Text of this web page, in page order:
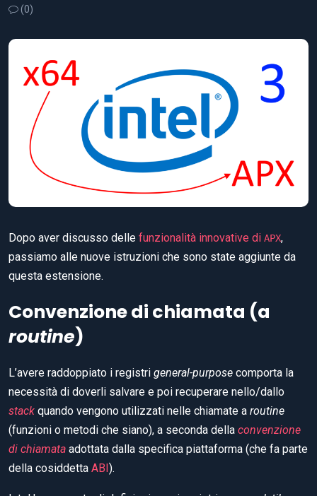
(0)
Dopo aver discusso delle funzionalità innovative di APX,
passiamo alle nuove istruzioni che sono state aggiunte da
questa estensione.
Convenzione di chiamata (a
routine)
L’avere raddoppiato i registri general-purpose comporta la
necessità di doverli salvare e poi recuperare nello/dallo
stack quando vengono utilizzati nelle chiamate a routine
(funzioni o metodi che siano), a seconda della convenzione
di chiamata adottata dalla specifica piattaforma (che fa parte
della cosiddetta ABI).